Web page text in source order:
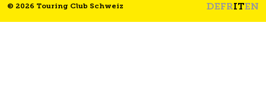
© 2026 Touring Club Schweiz DEFRITEN